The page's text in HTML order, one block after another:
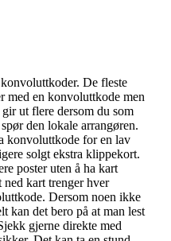
De fleste
med en konvoluttkode men
ut flere dersom du som
den lokale arrangøren.
konvoluttkode for en lav
solgt ekstra klippekort.
poster uten å ha kart
ned kart trenger hver
Dersom noen ikke
kan det bero på at man lest
gjerne direkte med